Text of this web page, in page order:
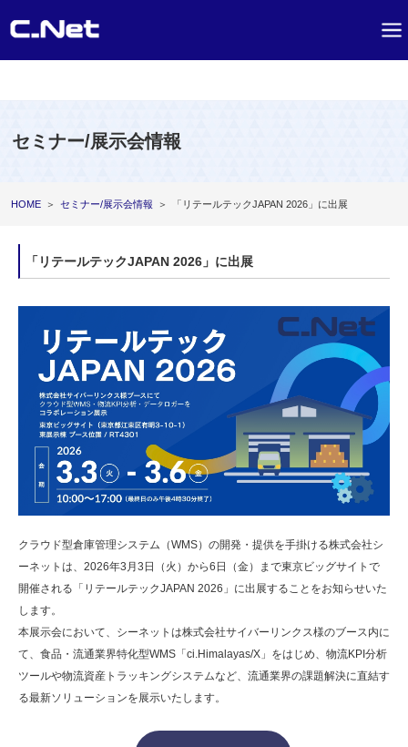
セミナー/展示会情報
HOME ＞ セミナー/展示会情報 ＞ 「リテールテックJAPAN 2026」に出展
「リテールテックJAPAN 2026」に出展
クラウド型倉庫管理システム（WMS）の開発・提供を手掛ける株式会社シ
ーネットは、2026年3月3日（火）から6日（金）まで東京ビッグサイトで
開催される「リテールテックJAPAN 2026」に出展することをお知らせいた
します。
本展示会において、シーネットは株式会社サイバーリンクス様のブース内に
て、食品・流通業界特化型WMS「ci.Himalayas/X」をはじめ、物流KPI分析
ツールや物流資産トラッキングシステムなど、流通業界の課題解決に直結す
る最新ソリューションを展示いたします。